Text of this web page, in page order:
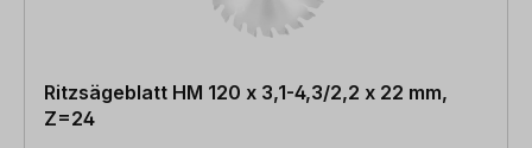
Ritzsägeblatt HM 120 x 3,1-4,3/2,2 x 22 mm,
Z=24